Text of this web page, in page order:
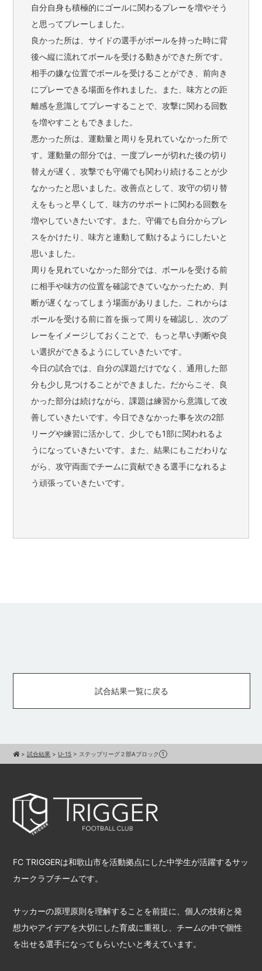
自分自身も積極的にゴールに関わるプレーを増やそう
と思ってプレーしました。
良かった所は、サイドの選手がボールを持った時に背
後へ縦に流れてボールを受ける動きができた所です。
相手の嫌な位置でボールを受けることができ、前向き
にプレーできる場面を作れました。また、味方との距
離感を意識してプレーすることで、攻撃に関わる回数
を増やすこともできました。
悪かった所は、運動量と周りを見れていなかった所で
す。運動量の部分では、一度プレーが切れた後の切り
替えが遅く、攻撃でも守備でも関わり続けることが少
なかったと思いました。改善点として、攻守の切り替
えをもっと早くして、味方のサポートに関わる回数を
増やしていきたいです。また、守備でも自分からプレ
スをかけたり、味方と連動して動けるようにしたいと
思いました。
周りを見れていなかった部分では、ボールを受ける前
に相手や味方の位置を確認できていなかったため、判
断が遅くなってしまう場面がありました。これからは
ボールを受ける前に首を振って周りを確認し、次のプ
レーをイメージしておくことで、もっと早い判断や良
い選択ができるようにしていきたいです。
今日の試合では、自分の課題だけでなく、通用した部
分も少し見つけることができました。だからこそ、良
かった部分は続けながら、課題は練習から意識して改
善していきたいです。今日できなかった事を次の2部
リーグや練習に活かして、少しでも1部に関われるよ
うになっていきたいです。また、結果にもこだわりな
がら、攻守両面でチームに貢献できる選手になれるよ
う頑張っていきたいです。
試合結果一覧に戻る
>試合結果 > U-15 > ステップリーグ２部Aブロック①
FC TRIGGERは和歌山市を活動拠点にした中学生が活躍するサッ
カークラブチームです。
サッカーの原理原則を理解することを前提に、個人の技術と発
想力やアイデアを大切にした育成に重視し、チームの中で個性
を出せる選手になってもらいたいと考えています。